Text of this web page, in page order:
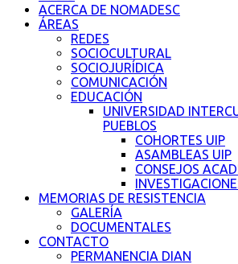
ACERCA DE NOMADESC
ÁREAS
REDES
SOCIOCULTURAL
SOCIOJURÍDICA
COMUNICACIÓN
EDUCACIÓN
UNIVERSIDAD
PUEBLOS
COHORTES UIP
ASAMBLEAS UIP
CONSEJOS
MEMORIAS DE RESISTENCIA
GALERÍA
DOCUMENTALES
CONTACTO
PERMANENCIA DIAN